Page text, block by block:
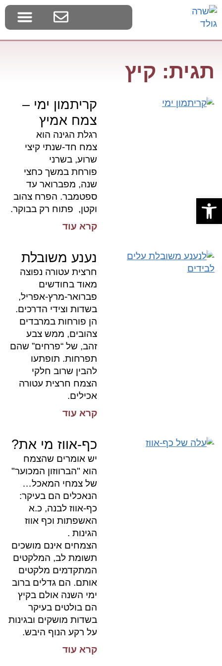
פתח סרגל נגישות
תגית: קיץ
קריתמון ימי –
צמח אמיץ
רגלת הגינה הוא
צמח חד-שנתי קיצי
שרוע, בשרני
פורחת במשך כחצי
שנה, מפברואר עד
ספטמבר. הפרח צהוב
וקטן, פתוח רק בבוקר.
קרא עוד
נענע משובלת
חרצית עטורה נפוצה
מאוד בחודשים
פברואר-מרץ-אפריל,
בשדות וצידי הדרכים.
הן פורחות במרבדים
צהובים, ממש צבע
זהב, של “פרחים” שהם
תפרחות. תופתעו
להבין שרוב חלקי
הצמח חרצית עטורה
אכילים.
קרא עוד
כף-אווז מי את?
יש אומרים שהצמח
הוא "הברווזון המכוער"
של צמחי המאכל…
הנאכלים הם בעיקר:
כף-אווז לבנה, כ.א
האשפתות וכף אווז
הגינות .
הצמחים אינם מושכים
תשומת לב, המלקטים
המתקדמים מלקטים
אותם. הם גדלים ברוב
ימי השנה אולם בקיץ
הם בולטים בעיקר
בשדות מושקים ובגינות
על רקע הנוף היבש.
קרא עוד